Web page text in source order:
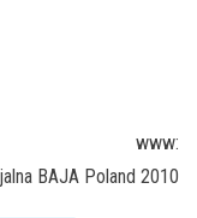
www:
BAJA Poland 2010